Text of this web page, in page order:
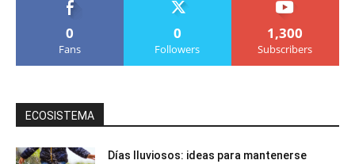
0
Fans
0
Followers
1,300
Subscribers
ECOSISTEMA
Días lluviosos: ideas para mantenerse